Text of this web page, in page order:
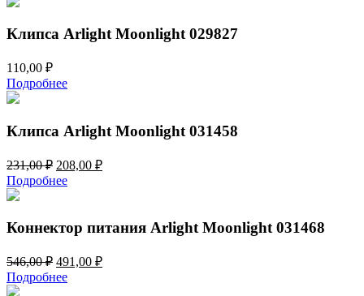
Клипса Arlight Moonlight 029827
110,00 ₽
Подробнее
Клипса Arlight Moonlight 031458
231,00₽ Первоначальная
цена
составляла
208,00 ₽Текущая
Подробнее
Коннектор питания Arlight Moonlight 031468
546,00₽ Первоначальная
цена
составляла
491,00 ₽Текущая
Подробнее